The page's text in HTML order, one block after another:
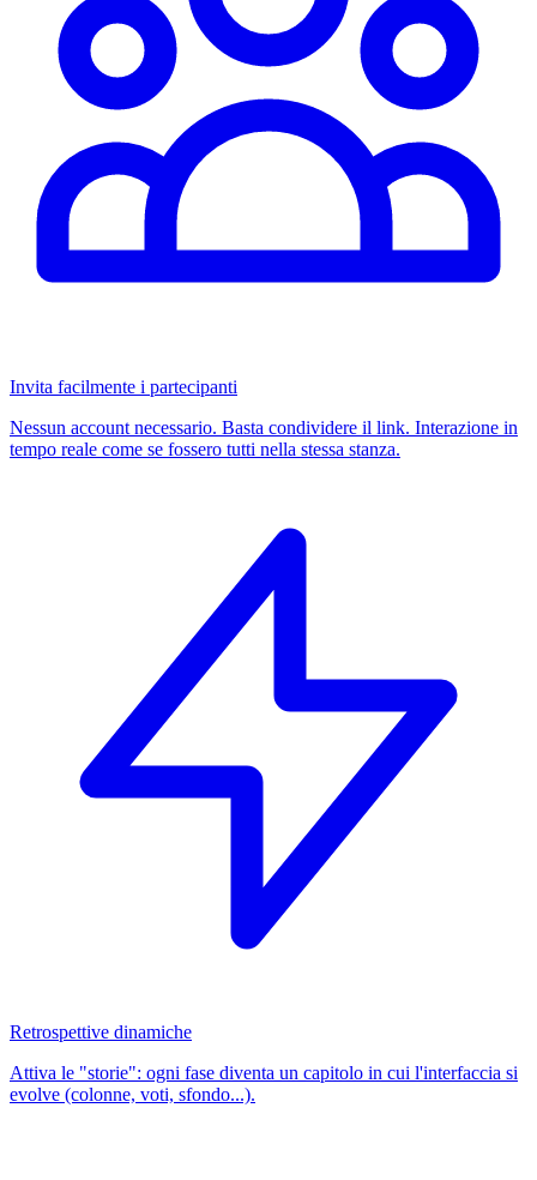
Invita facilmente i partecipanti
Nessun account necessario. Basta condividere il link. Interazione in
tempo reale come se fossero tutti nella stessa stanza.
Retrospettive dinamiche
Attiva le "storie": ogni fase diventa un capitolo in cui l'interfaccia si
evolve (colonne, voti, sfondo...).